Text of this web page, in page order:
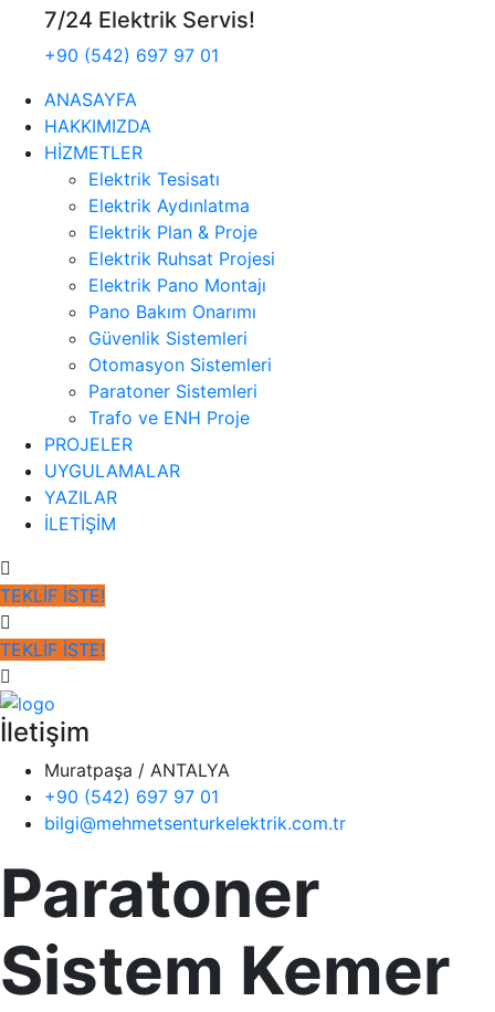
7/24 Elektrik Servis!
+90 (542) 697 97 01
ANASAYFA
HAKKIMIZDA
HİZMETLER
Elektrik Tesisatı
Elektrik Aydınlatma
Elektrik Plan & Proje
Elektrik Ruhsat Projesi
Elektrik Pano Montajı
Pano Bakım Onarımı
Güvenlik Sistemleri
Otomasyon Sistemleri
Paratoner Sistemleri
Trafo ve ENH Proje
PROJELER
UYGULAMALAR
YAZILAR
İLETİŞİM
TEKLİF İSTE!
TEKLİF İSTE!
İletişim
Muratpaşa / ANTALYA
+90 (542) 697 97 01
bilgi@mehmetsenturkelektrik.com.tr
Paratoner
Sistem Kemer